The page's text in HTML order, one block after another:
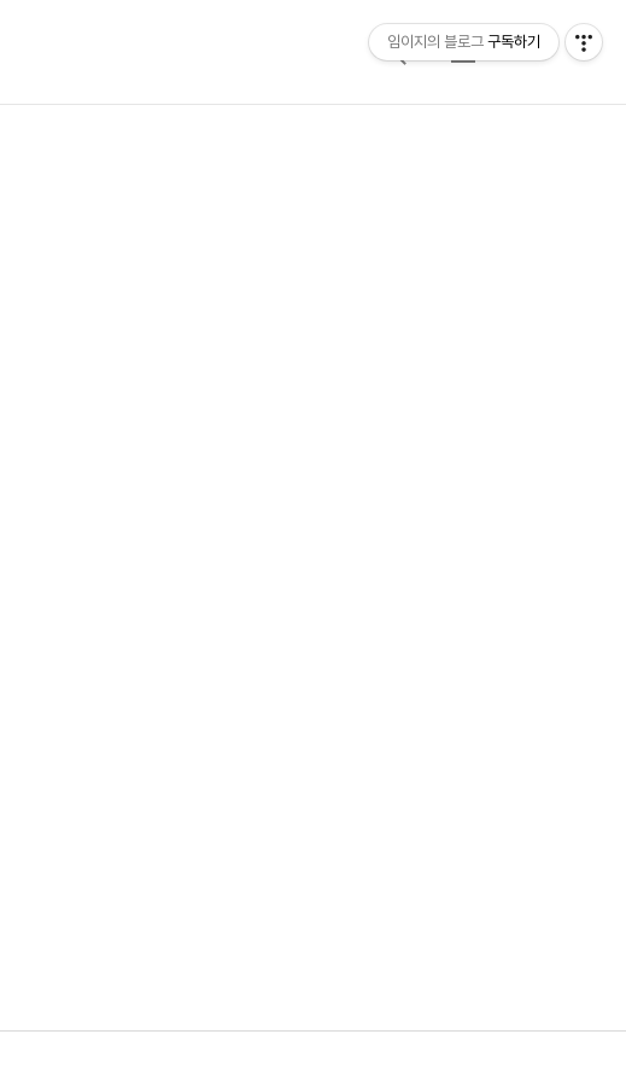
검
메
임이지의 블로그 구독하기